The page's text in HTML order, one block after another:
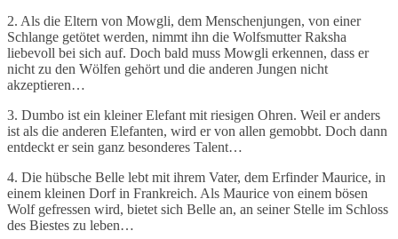
2. Als die Eltern von Mowgli, dem Menschenjungen, von einer
Schlange getötet werden, nimmt ihn die Wolfsmutter Raksha
liebevoll bei sich auf. Doch bald muss Mowgli erkennen, dass er
nicht zu den Wölfen gehört und die anderen Jungen nicht
akzeptieren…
3. Dumbo ist ein kleiner Elefant mit riesigen Ohren. Weil er anders
ist als die anderen Elefanten, wird er von allen gemobbt. Doch dann
entdeckt er sein ganz besonderes Talent…
4. Die hübsche Belle lebt mit ihrem Vater, dem Erfinder Maurice, in
einem kleinen Dorf in Frankreich. Als Maurice von einem bösen
Wolf gefressen wird, bietet sich Belle an, an seiner Stelle im Schloss
des Biestes zu leben…